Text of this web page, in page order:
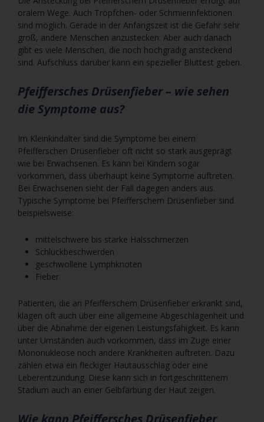
oralem Wege. Auch Tröpfchen- oder Schmierinfektionen
sind möglich. Gerade in der Anfangszeit ist die Gefahr sehr
groß, andere Menschen anzustecken. Aber auch danach
gibt es viele Menschen, die noch hochgradig ansteckend
sind. Aufschluss darüber kann ein spezieller Bluttest geben.
Pfeiffersches Drüsenfieber – wie sehen
die Symptome aus?
Im Kleinkindalter sind die Symptome bei einem
Pfeifferschen Drüsenfieber oft nicht so stark ausgeprägt
wie bei Erwachsenen. Es kann bei Kindern sogar
vorkommen, dass überhaupt keine Symptome auftreten.
Bei Erwachsenen sieht der Fall dagegen anders aus.
Typische Symptome bei Pfeifferschem Drüsenfieber sind
beispielsweise:
mittelschwere bis starke Halsschmerzen
Schluckbeschwerden
geschwollene Lymphknoten
Fieber
Patienten, die an Pfeifferschem Drüsenfieber erkrankt sind,
klagen oft auch über eine allgemeine Abgeschlagenheit und
über die Abnahme der eigenen Leistungsfähigkeit. Es kann
unter Umständen auch vorkommen, dass im Zuge einer
Mononukleose noch andere Krankheiten auftreten. Dazu
zählen etwa ein fleckiger Hautausschlag oder eine
Leberentzündung. Diese kann sich in fortgeschrittenem
Stadium auch an einer Gelbfärbung der Haut zeigen.